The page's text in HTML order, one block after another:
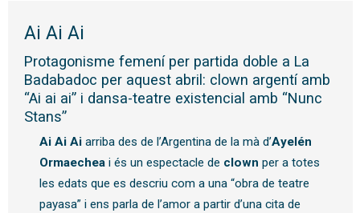
Ai Ai Ai
Protagonisme femení per partida doble a La
Badabadoc per aquest abril: clown argentí amb
“Ai ai ai” i dansa-teatre existencial amb “Nunc
Stans”
Ai Ai Ai arriba des de l’Argentina de la mà d’Ayelén
Ormaecheai és un espectacle de clown per a totes
les edats que es descriu com a una “obra de teatre
payasa” i ens parla de l’amor a partir d’una cita de